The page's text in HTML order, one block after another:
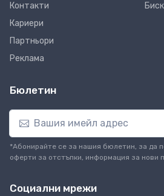
Контакти
Кариери
Партньори
Реклама
Бюлетин
*Абонирайте се за нашия бюлетин, за да
оферти за отстъпки, информация за нови
Социални мрежи